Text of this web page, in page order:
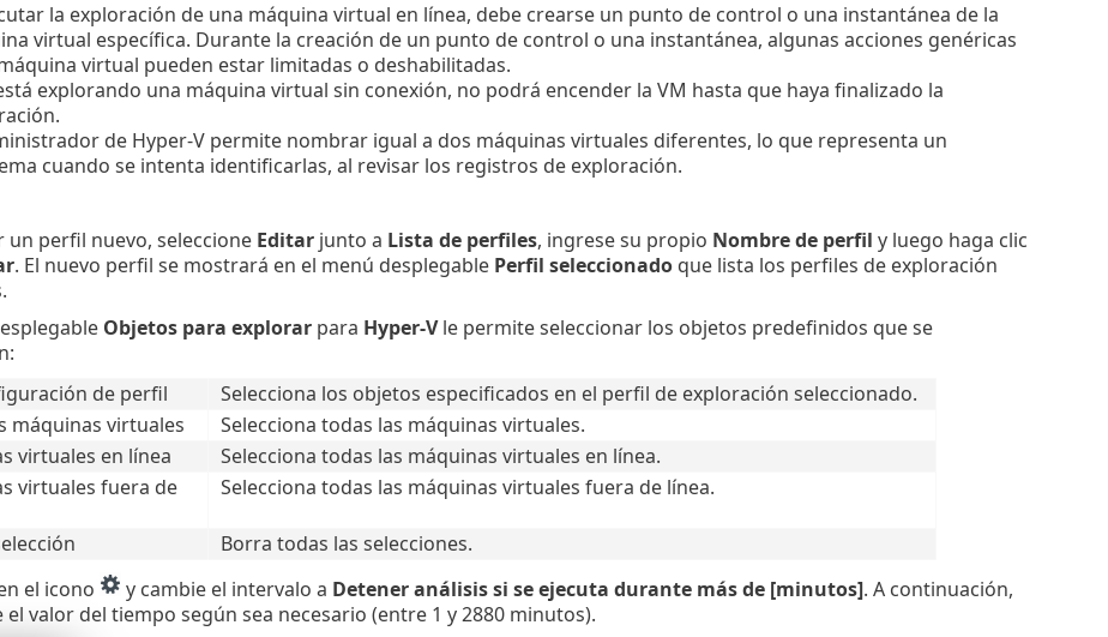
la exploración de una máquina virtual en línea, debe crearse un punto de control o una instantánea de la
virtual específica. Durante la creación de un punto de control o una instantánea, algunas acciones genéricas
virtual pueden estar limitadas o deshabilitadas.
explorando una máquina virtual sin conexión, no podrá encender la VM hasta que haya finalizado la
de Hyper-V permite nombrar igual a dos máquinas virtuales diferentes, lo que representa un
cuando se intenta identificarlas, al revisar los registros de exploración.
un perfil nuevo, seleccione Editarjunto a Lista de perfiles, ingrese su propio Nombre de perfil y luego haga clic
. El nuevo perfil se mostrará en el menú desplegable Perfil seleccionadoque lista los perfiles de exploración
Objetos para explorarpara Hyper-Vle permite seleccionar los objetos predefinidos que se
de perfil
Selecciona los objetos especificados en el perfil de exploración seleccionado.
máquinas virtuales
Selecciona todas las máquinas virtuales.
virtuales en línea
Selecciona todas las máquinas virtuales en línea.
virtuales fuera de
Selecciona todas las máquinas virtuales fuera de línea.
Borra todas las selecciones.
el icono
y cambie el intervalo a Detener análisis si se ejecuta durante más de [minutos]. A continuación,
valor del tiempo según sea necesario (entre 1 y 2880 minutos).